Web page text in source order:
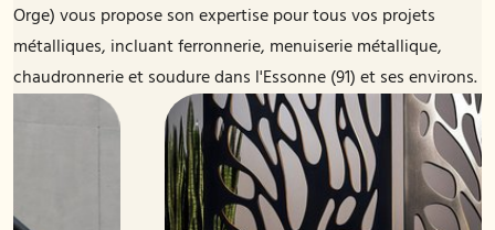
Orge) vous propose son expertise pour tous vos projets
métalliques, incluant ferronnerie, menuiserie métallique,
chaudronnerie et soudure dans l'Essonne (91) et ses environs.